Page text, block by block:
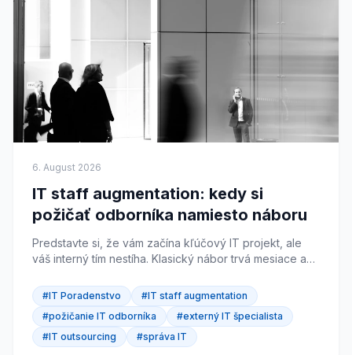
6. August 2026
IT staff augmentation: kedy si
požičať odborníka namiesto náboru
Predstavte si, že vám začína kľúčový IT projekt, ale
váš interný tím nestíha. Klasický nábor trvá mesiace a
#IT Poradenstvo
#IT staff augmentation
#požičanie IT odborníka
#externý IT špecialista
#IT outsourcing
#správa IT